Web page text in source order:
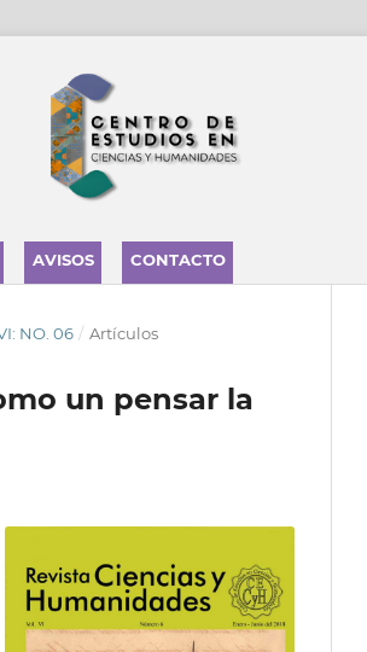
AVISOS CONTACTO
NO. 06 / Artículos
un pensar la